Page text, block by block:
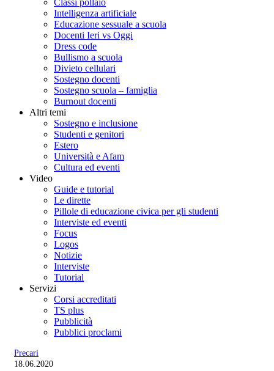
Classi pollaio
Intelligenza artificiale
Educazione sessuale a scuola
Docenti Ieri vs Oggi
Dress code
Bullismo a scuola
Divieto cellulari
Sostegno docenti
Sostegno scuola – famiglia
Burnout docenti
Altri temi
Sostegno e inclusione
Studenti e genitori
Estero
Università e Afam
Cultura ed eventi
Video
Guide e tutorial
Le dirette
Pillole di educazione civica per gli studenti
Interviste ed eventi
Focus
Logos
Notizie
Interviste
Tutorial
Servizi
Corsi accreditati
TS plus
Pubblicità
Pubblici proclami
Precari
18.06.2020